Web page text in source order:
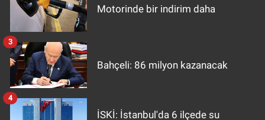
Motorinde bir indirim daha
Bahçeli: 86 milyon kazanacak
3
İSKİ: İstanbul'da 6 ilçede su
4